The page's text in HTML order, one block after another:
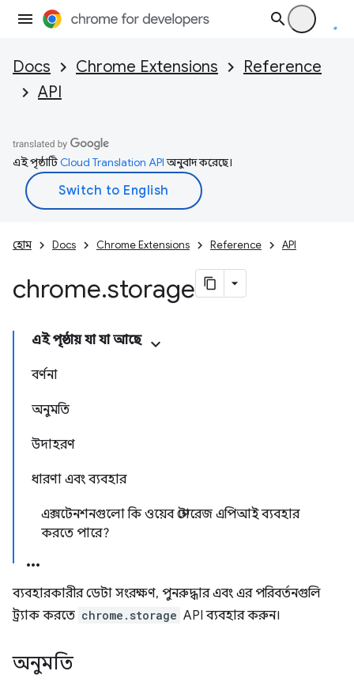
Docs Chrome Extensions
Reference
API
এই পৃষ্ঠাটিCloud Translation APIঅনুবাদ করেছে।
হোম Docs Chrome Extensions Reference API
chrome.storage
এই পৃষ্ঠায় যা যা আছে
বর্ণনা
অনুমতি
উদাহরণ
ধারণা এবং ব্যবহার
এক্সটেনশনগুলো কি ওয়েব স্টোরেজ এপিআই ব্যবহার
করতে পারে?
ব্যবহারকারীর ডেটা সংরক্ষণ, পুনরুদ্ধার এবং এর পরিবর্তনগুলি
ট্র্যাক করতে chrome.storage API ব্যবহার করুন।
অনুমতি